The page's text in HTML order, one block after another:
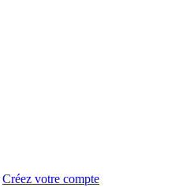
Créez votre compte